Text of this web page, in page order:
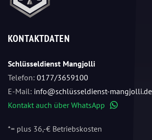
KONTAKTDATEN
Schlüsseldienst Mangjolli
Telefon: 0177/3659100
E-Mail: info@schlüsseldienst-mangjolli.de
Kontakt auch über WhatsApp
*= plus 36,-€ Betriebskosten